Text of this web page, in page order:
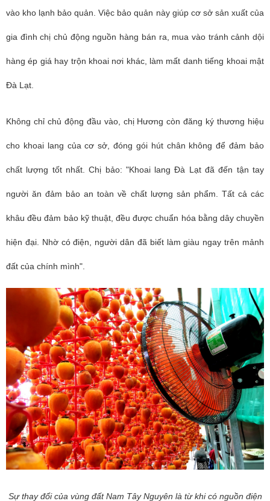
vào kho lạnh bảo quản. Việc bảo quản này giúp cơ sở sản xuất của
gia đình chị chủ động nguồn hàng bán ra, mua vào tránh cảnh dội
hàng ép giá hay trộn khoai nơi khác, làm mất danh tiếng khoai mật
Đà Lạt.
Không chỉ chủ động đầu vào, chị Hương còn đăng ký thương hiệu
cho khoai lang của cơ sở, đóng gói hút chân không để đảm bảo
chất lượng tốt nhất. Chị bảo: "Khoai lang Đà Lạt đã đến tận tay
người ăn đảm bảo an toàn về chất lượng sản phẩm. Tất cả các
khâu đều đảm bảo kỹ thuật, đều được chuẩn hóa bằng dây chuyền
hiện đại. Nhờ có điện, người dân đã biết làm giàu ngay trên mảnh
đất của chính mình".
Sự thay đổi của vùng đất Nam Tây Nguyên là từ khi có nguồn điện